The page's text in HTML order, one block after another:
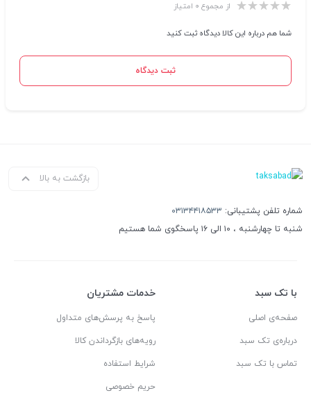
از مجموع ۰ امتیاز
شما هم درباره این کالا دیدگاه ثبت کنید
ثبت دیدگاه
بازگشت به بالا
شماره تلفن پشتیبانی: ۰۳۱۳۴۴۱۸۵۳۳
شنبه تا چهارشنبه ، ۱۰ الی ۱۶ پاسخگوی شما هستیم
با تک سبد
صفحه‌ی اصلی
درباره‌ی تک سبد
تماس با تک سبد
خدمات مشتریان
پاسخ به پرسش‌های متداول
رویه‌های بازگرداندن کالا
شرایط استفاده
حریم خصوصی